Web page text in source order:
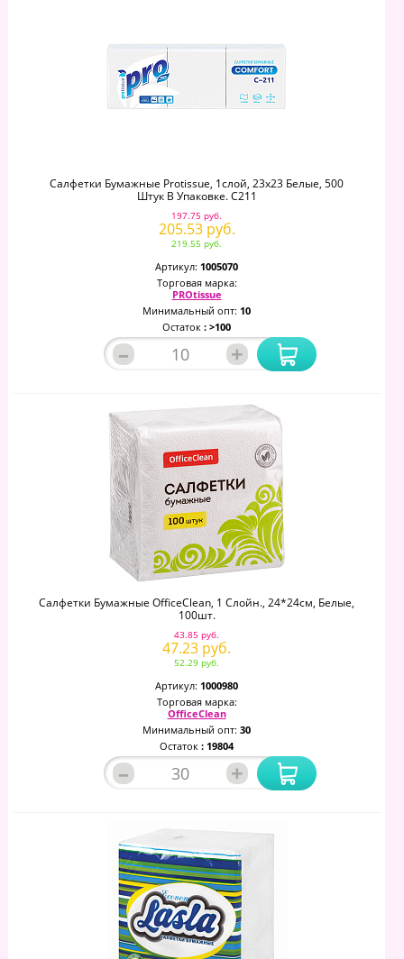
Салфетки Бумажные Protissue, 1слой, 23х23 Белые, 500
Штук В Упаковке. С211
197.75 руб.
205.53 руб.
219.55 руб.
Артикул: 1005070
Торговая марка:
PROtissue
Минимальный опт: 10
Остаток : >100
– +
Салфетки Бумажные OfficeClean, 1 Слойн., 24*24см, Белые,
100шт.
43.85 руб.
47.23 руб.
52.29 руб.
Артикул: 1000980
Торговая марка:
OfficeClean
Минимальный опт: 30
Остаток : 19804
– +